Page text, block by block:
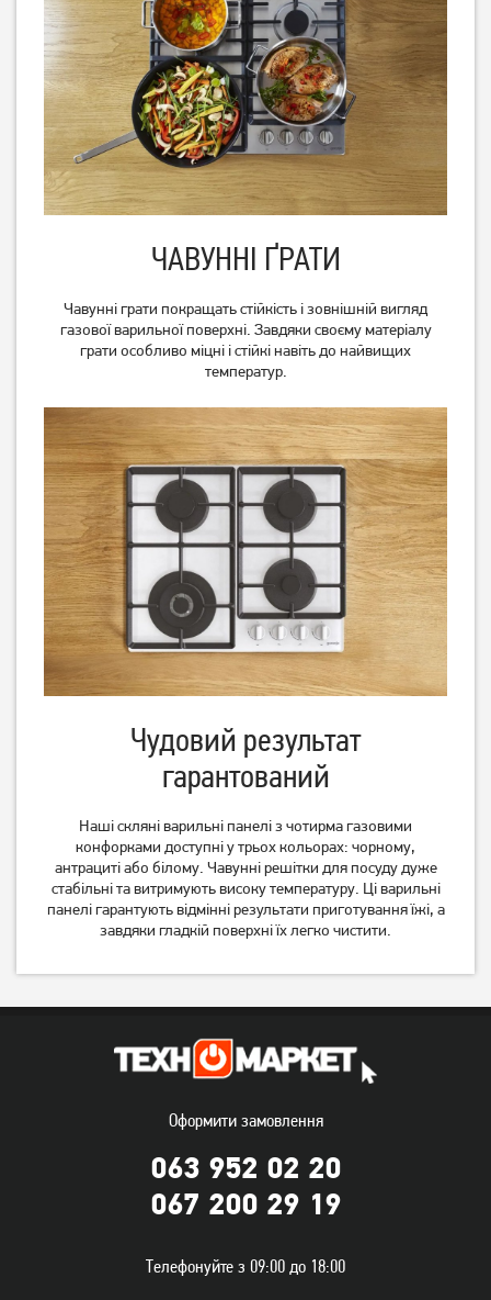
Варильна поверхня Gorenje
GW642AB
10 799 грн
9 899 грн
Варильна поверхня Gorenje
ECT 641 BSC
9 899грн
GTW641KB
11 599грн
Ventolux HG622 B9G CS I
(BK)
10 099грн
Варильна поверхня
Electrolux GPE 363 RCW
грн
Варильна поверхня
Ventolux HI 64 TC
6 599грн
Beko HILW 64225 S
8 599 грн
ЧАВУННІ ҐРАТИ
Чавунні грати покращать стійкість і зовнішній вигляд
газової варильної поверхні. Завдяки своєму матеріалу
грати особливо міцні і стійкі навіть до найвищих
температур.
Чудовий результат
гарантований
Наші скляні варильні панелі з чотирма газовими
конфорками доступні у трьох кольорах: чорному,
антрациті або білому. Чавунні решітки для посуду дуже
стабільні та витримують високу температуру. Ці варильні
панелі гарантують відмінні результати приготування їжі, а
завдяки гладкій поверхні їх легко чистити.
Оформити замовлення
063 952 02 20
067 200 29 19
Телефонуйте з 09:00 до 18:00